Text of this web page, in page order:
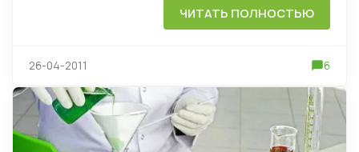
ЧИТАТЬ ПОЛНОСТЬЮ
26-04-2011 6